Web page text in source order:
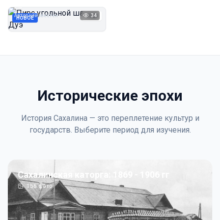
НОВОЕ 1923
Автор неизвестен 34
Исторические эпохи
История Сахалина — это переплетение культур и
государств. Выберите период для изучения.
Сахалинская каторга: 1869 - 1906 гг
156фото